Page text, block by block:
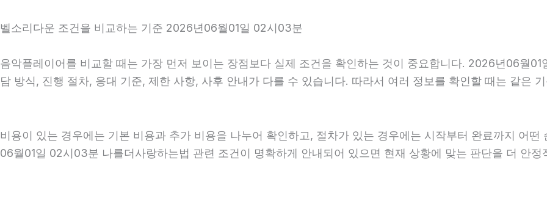
벨소리다운 조건을 비교하는 기준 2026년06월01일 02시03분
음악플레이어를 비교할 때는 가장 먼저 보이는 장점보다 실제 조건을 확인하는 것이 중요합니다. 2026년06월
담 방식, 진행 절차, 응대 기준, 제한 사항, 사후 안내가 다를 수 있습니다. 따라서 여러 정보를 확인할 때는 같은
비용이 있는 경우에는 기본 비용과 추가 비용을 나누어 확인하고, 절차가 있는 경우에는 시작부터 완료까지 어
06월01일 02시03분 나를더사랑하는법 관련 조건이 명확하게 안내되어 있으면 현재 상황에 맞는 판단을 더 안정